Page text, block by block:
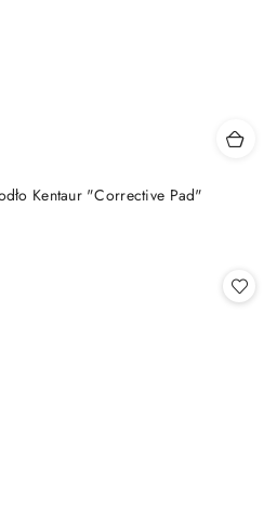
Kentaur "Corrective Pad"